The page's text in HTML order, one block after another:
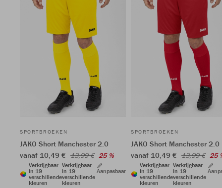
SPORTBROEKEN
JAKO Short Manchester 2.0
vanaf 10,49 € 13,99 € 25 %
Verkrijgbaar
in 19
verschillende
kleuren
Verkrijgbaar
in 19
verschillende
kleuren
Aanpasbaar
SPORTBROEKEN
JAKO Short Manchester 2.0
vanaf 10,49 € 13,99 € 25
Verkrijgbaar
in 19
verschillende
kleuren
Verkrijgbaar
in 19
verschillende
kleuren